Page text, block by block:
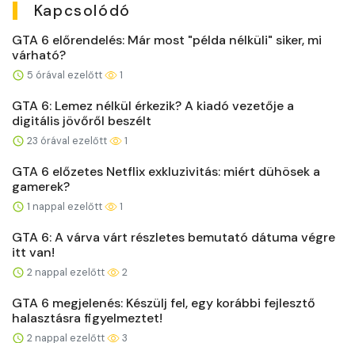
Kapcsolódó
GTA 6 előrendelés: Már most "példa nélküli" siker, mi
várható?
5 órával ezelőtt 1
GTA 6: Lemez nélkül érkezik? A kiadó vezetője a
digitális jövőről beszélt
23 órával ezelőtt 1
GTA 6 előzetes Netflix exkluzivitás: miért dühösek a
gamerek?
1 nappal ezelőtt 1
GTA 6: A várva várt részletes bemutató dátuma végre
itt van!
2 nappal ezelőtt 2
GTA 6 megjelenés: Készülj fel, egy korábbi fejlesztő
halasztásra figyelmeztet!
2 nappal ezelőtt 3